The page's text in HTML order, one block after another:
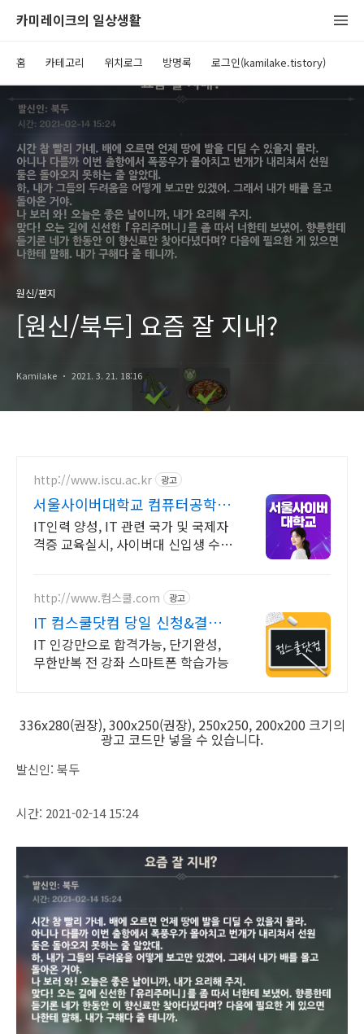
카미레이크의 일상생활
홈 카테고리 위치로그 방명록 로그인(kamilake.tistory)
원신/편지
[원신/북두] 요즘 잘 지내?
Kamilake 2021. 3. 21. 18:16
http://www.iscu.ac.kr 광고
서울사이버대학교 컴퓨터공학과
2026 가을학기 신편입생
IT인력 양성, IT 관련 국가 및 국제자
격증 교육실시, 사이버대 신입생 수 1
http://www.컴스쿨.com 광고
IT 컴스쿨닷컴 당일 신청&결제
시 기프티콘!
IT 인강만으로 합격가능, 단기완성,
무한반복 전 강좌 스마트폰 학습가능
336x280(권장), 300x250(권장), 250x250, 200x200 크기의
광고 코드만 넣을 수 있습니다.
발신인: 북두
시간: 2021-02-14 15:24